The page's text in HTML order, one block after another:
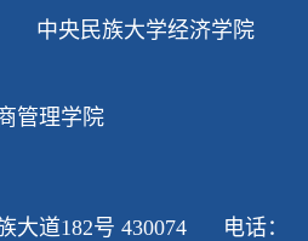
中央民族大学经济学院
管理学院
大道182号 430074 电话：